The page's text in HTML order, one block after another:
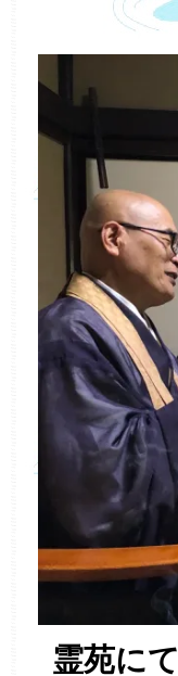
霊苑に